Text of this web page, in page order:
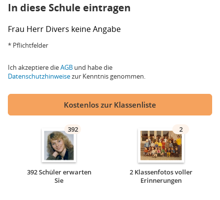
In diese Schule eintragen
Frau Herr Divers keine Angabe
* Pflichtfelder
Ich akzeptiere dieAGB und habe die
Datenschutzhinweisezur Kenntnis genommen.
Kostenlos zur Klassenliste
392
392 Schüler erwarten
Sie
2
2 Klassenfotos voller
Erinnerungen